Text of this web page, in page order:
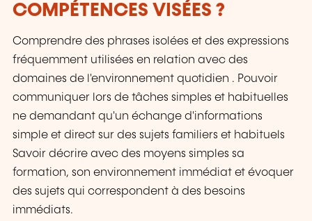
COMPÉTENCES VISÉES ?
Comprendre des phrases isolées et des expressions
fréquemment utilisées en relation avec des
domaines de l'environnement quotidien . Pouvoir
communiquer lors de tâches simples et habituelles
ne demandant qu'un échange d'informations
simple et direct sur des sujets familiers et habituels
Savoir décrire avec des moyens simples sa
formation, son environnement immédiat et évoquer
des sujets qui correspondent à des besoins
immédiats.